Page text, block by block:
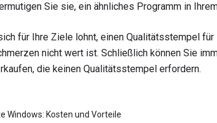
Sie sie, ein ähnliches Programm in
für Ihre Ziele lohnt, einen Qualitätsstempel für
nicht wert ist. Schließlich können Sie
die keinen Qualitätsstempel erfordern.
Windows: Kosten und Vorteile